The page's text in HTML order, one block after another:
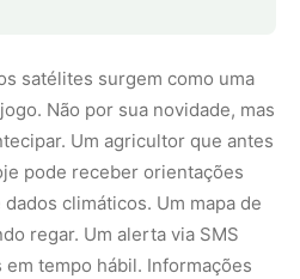
satélites surgem como uma
Não por sua novidade, mas
Um agricultor que antes
pode receber orientações
climáticos. Um mapa de
regar. Um alerta via SMS
tempo hábil. Informações